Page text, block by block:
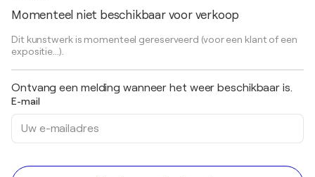
Momenteel niet beschikbaar voor verkoop
Dit kunstwerk is momenteel gereserveerd (voor een klant of een
expositie...).
Ontvang een melding wanneer het weer beschikbaar is.
E-mail